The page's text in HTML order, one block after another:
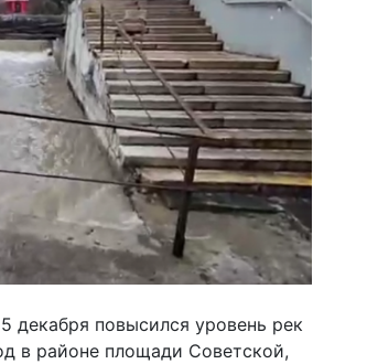
декабря повысился уровень рек
в районе площади Советской,